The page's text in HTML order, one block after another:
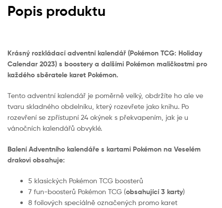
Popis produktu
Krásný rozkládací adventní kalendář (Pokémon TCG: Holiday
Calendar 2023) s boostery a dalšími Pokémon maličkostmi pro
každého sběratele karet Pokémon.
Tento adventní kalendář je poměrně velký, obdržíte ho ale ve
tvaru skladného obdelníku, který rozevřete jako knihu. Po
rozevření se zpřístupní 24 okýnek s překvapením, jak je u
vánočních kalendářů obvyklé.
Balení Adventního kalendáře s kartami Pokémon na Veselém
drakovi obsahuje:
5 klasických Pokémon TCG boosterů
7 fun-boosterů Pokémon TCG (obsahující 3 karty)
8 foilových speciálně označených promo karet